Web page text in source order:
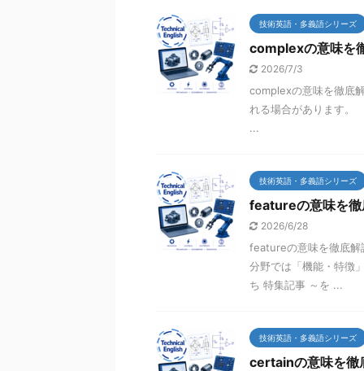
技術英語・多義語シリーズ
complexの意味を
2026/7/3
complexの意味を徹底
れる場合があります。
...
技術英語・多義語シリーズ
featureの意味を徹
2026/6/28
featureの意味を徹底解
分野では「機能・特徴
ち 特集記事 ～を ...
技術英語・多義語シリーズ
certainの意味を徹